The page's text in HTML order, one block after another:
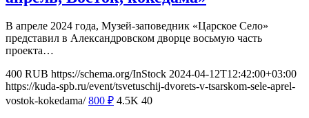
В апреле 2024 года, Музей-заповедник «Царское Село»
представил в Александровском дворце восьмую часть
проекта…
400 RUB https://schema.org/InStock 2024-04-12T12:42:00+03:00
https://kuda-spb.ru/event/tsvetuschij-dvorets-v-tsarskom-sele-aprel-
vostok-kokedama/ 800 ₽ 4.5K 40